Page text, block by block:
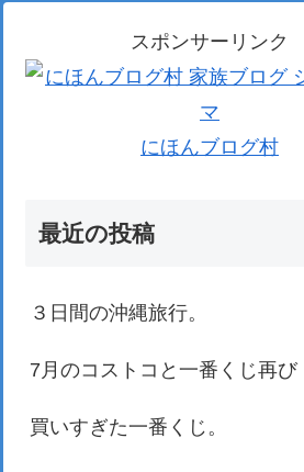
スポンサーリンク
にほんブログ村
最近の投稿
３日間の沖縄旅行。
7月のコストコと一番くじ再び
買いすぎた一番くじ。